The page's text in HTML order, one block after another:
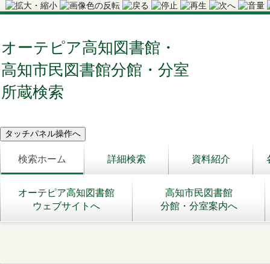
オーテピア高知図書館・
高知市民図書館分館・分室
所蔵検索
検索ホーム 詳細検索 資料紹介
オーテピア高知図書館
ウェブサイトへ
高知市民図書館
分館・分室案内へ